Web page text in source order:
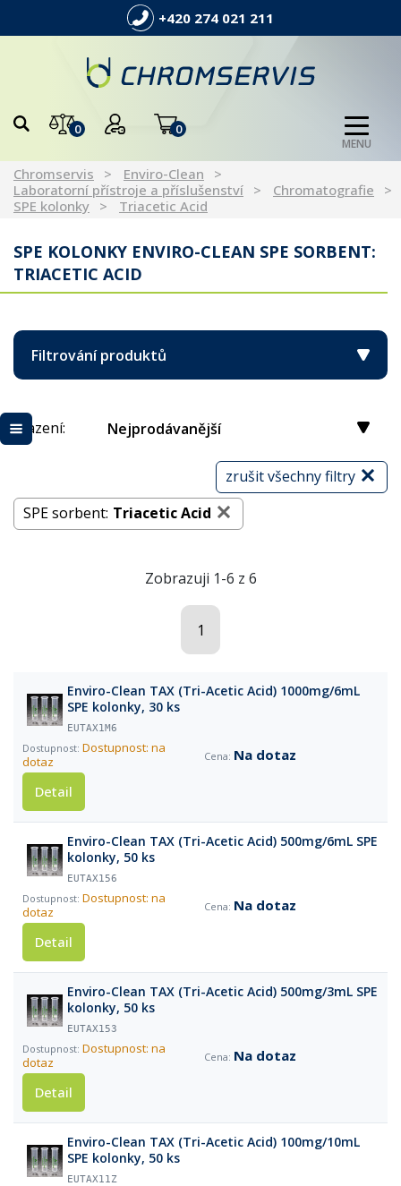
+420 274 021 211
0 0
MENU
Chromservis
Enviro-Clean
Laboratorní přístroje a příslušenství
Chromatografie
SPE kolonky
Triacetic Acid
SPE KOLONKY ENVIRO-CLEAN SPE SORBENT:
TRIACETIC ACID
Filtrování produktů
Řazení: Nejprodávanější
zrušit všechny filtry
SPE sorbent: Triacetic Acid
Zobrazuji 1-6 z 6
1
Enviro-Clean TAX (Tri-Acetic Acid) 1000mg/6mL
SPE kolonky, 30 ks
EUTAX1M6
Dostupnost: na
dotaz
Na dotaz
Detail
Enviro-Clean TAX (Tri-Acetic Acid) 500mg/6mL SPE
kolonky, 50 ks
EUTAX156
Dostupnost: na
dotaz
Na dotaz
Detail
Enviro-Clean TAX (Tri-Acetic Acid) 500mg/3mL SPE
kolonky, 50 ks
EUTAX153
Dostupnost: na
dotaz
Na dotaz
Detail
Enviro-Clean TAX (Tri-Acetic Acid) 100mg/10mL
SPE kolonky, 50 ks
EUTAX11Z